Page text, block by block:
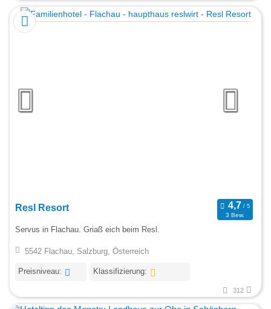
Resl Resort
3 Bew.
Servus in Flachau. Griaß eich beim Resl.
5542 Flachau, Salzburg, Österreich
Preisniveau: Klassifizierung:
312